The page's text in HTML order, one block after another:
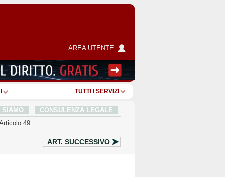
AREA UTENTE
TUTTI I SERVIZI
SIAMO
CONSULENZA LEGALE
49
ART. SUCCESSIVO